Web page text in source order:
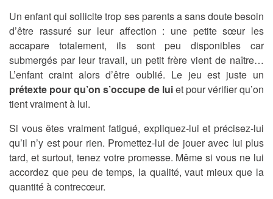
Un enfant qui sollicite trop ses parents a sans doute besoin
d’être rassuré sur leur affection : une petite sœur les
accapare totalement, ils sont peu disponibles car
submergés par leur travail, un petit frère vient de naître…
L’enfant craint alors d’être oublié. Le jeu est juste un
prétexte pour qu’on s’occupe de luiet pour vérifier qu’on
tient vraiment à lui.
Si vous êtes vraiment fatigué, expliquez-lui et précisez-lui
qu’il n’y est pour rien. Promettez-lui de jouer avec lui plus
tard, et surtout, tenez votre promesse. Même si vous ne lui
accordez que peu de temps, la qualité, vaut mieux que la
quantité à contrecœur.